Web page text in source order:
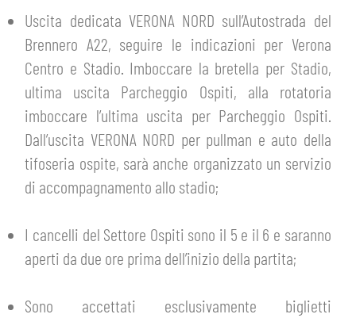
TARDINI CARD
INFORMAZIONI ACCREDITI
TRASFERTE
TICKET GIFT CARD
ESPORTS
IL CLUB
ORGANIGRAMMA
STORIA
MUTTI TRAINING CENTER
STORE
MUSEO
FLASH NEWS
STADIO TARDINI
MEDIA
Uscita dedicata VERONA NORD sull’Autostrada del
Brennero A22, seguire le indicazioni per Verona
Centro e Stadio. Imboccare la bretella per Stadio,
ultima uscita Parcheggio Ospiti, alla rotatoria
imboccare l’ultima uscita per Parcheggio Ospiti.
Dall’uscita VERONA NORD per pullman e auto della
tifoseria ospite, sarà anche organizzato un servizio
di accompagnamento allo stadio;
I cancelli del Settore Ospiti sono il 5 e il 6 e saranno
aperti da due ore prima dell’inizio della partita;
Sono accettati esclusivamente biglietti